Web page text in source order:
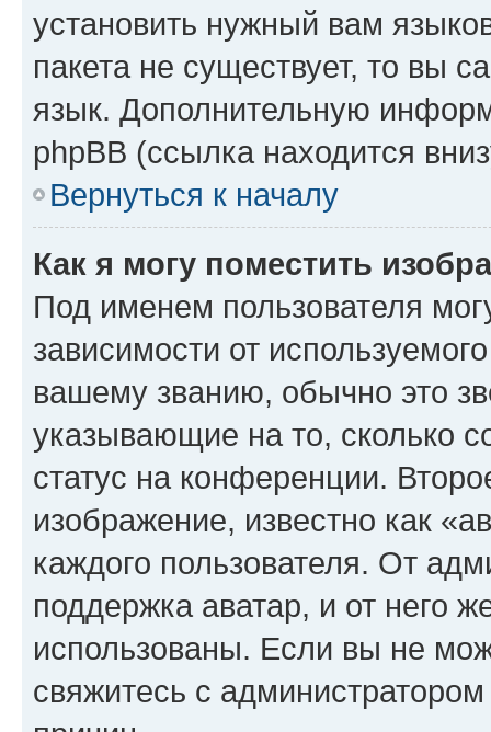
установить нужный вам
пакета не существует, то вы
язык. Дополнительную
phpBB (ссылка находится
Вернуться к началу
Как я могу поместить
Под именем пользователя
зависимости от
вашему званию, обычно это
указывающие на то, сколько
статус на конференции.
изображение, известно как
каждого пользователя. От
поддержка аватар, и от него
использованы. Если вы не
свяжитесь с